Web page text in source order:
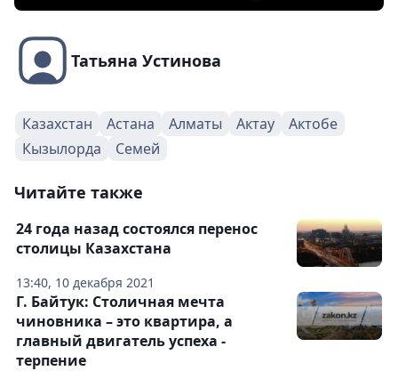
Татьяна Устинова
Казахстан Астана Алматы Актау
Актобе
Кызылорда
Семей
Читайте также
13:40, 10 декабря 2021
24 года назад состоялся перенос
столицы Казахстана
Г. Байтук: Столичная мечта
чиновника – это квартира, а
главный двигатель успеха -
терпение